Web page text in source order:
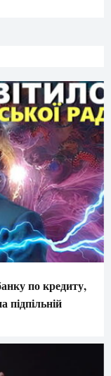
по кредиту,
підпільній